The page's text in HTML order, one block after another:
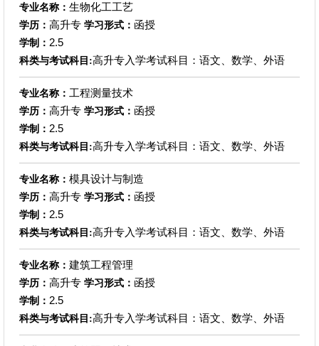
专业名称： 生物化工工艺
学历： 高升专 学习形式： 函授
学制： 2.5
科类与考试科目:高升专入学考试科目：语文、数学、外语
专业名称： 工程测量技术
学历： 高升专 学习形式： 函授
学制： 2.5
科类与考试科目:高升专入学考试科目：语文、数学、外语
专业名称： 模具设计与制造
学历： 高升专 学习形式： 函授
学制： 2.5
科类与考试科目:高升专入学考试科目：语文、数学、外语
专业名称： 建筑工程管理
学历： 高升专 学习形式： 函授
学制： 2.5
科类与考试科目:高升专入学考试科目：语文、数学、外语